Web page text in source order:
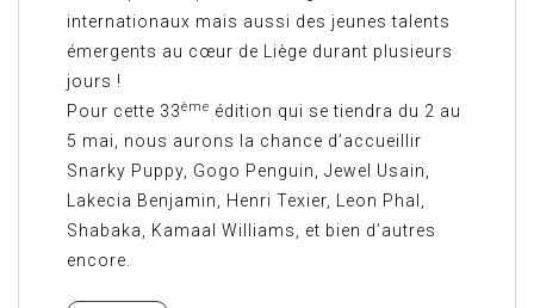
internationaux mais aussi des jeunes talents
émergents au cœur de Liège durant plusieurs
jours !
Pour cette 33ème édition qui se tiendra du 2 au
5 mai, nous aurons la chance d’accueillir
Snarky Puppy, Gogo Penguin, Jewel Usain,
Lakecia Benjamin, Henri Texier, Leon Phal,
Shabaka, Kamaal Williams, et bien d’autres
encore.